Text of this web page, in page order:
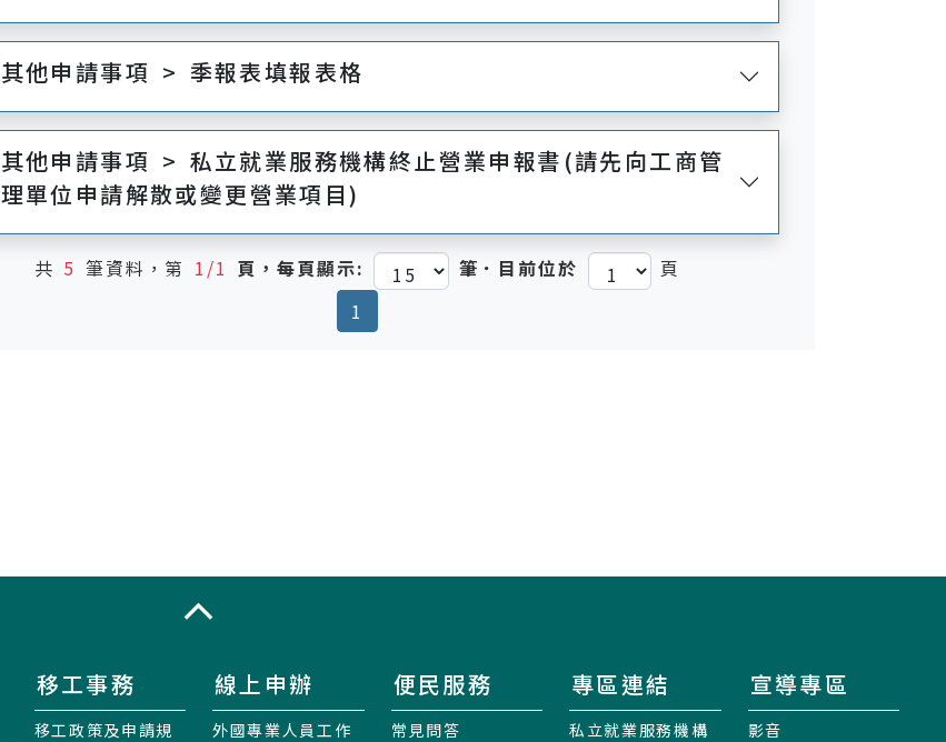
其他申請事項 > 季報表填報表格
其他申請事項 > 私立就業服務機構終止營業申報書(請先向工商管
理單位申請解散或變更營業項目)
共 5 筆資料，第 1/1 頁，每頁顯示: 筆．目前位於
頁
1
移工事務
移工政策及申請規
線上申辦
外國專業人員工作
便民服務
常見問答
專區連結
私立就業服務機構
宣導專區
影音